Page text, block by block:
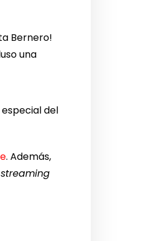
Bernero!
una
del
. Además,
streaming